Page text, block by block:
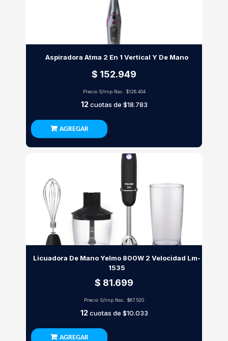
Aspiradora Atma 2 En 1 Vertical Y De Mano
$ 152.949
Precio S/Imp.Nac. $126.404
12cuotas de $18.783
AGREGAR
Licuadora De Mano Yelmo 800W 2 Velocidad Lm-
1535
$ 81.699
Precio S/Imp.Nac. $67.520
12cuotas de $10.033
AGREGAR